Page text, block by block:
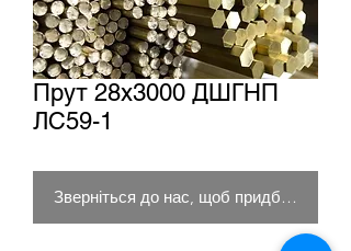
Прут 28х3000 ДШГНП
ЛС59-1
Зверніться до нас, щоб придбати товар